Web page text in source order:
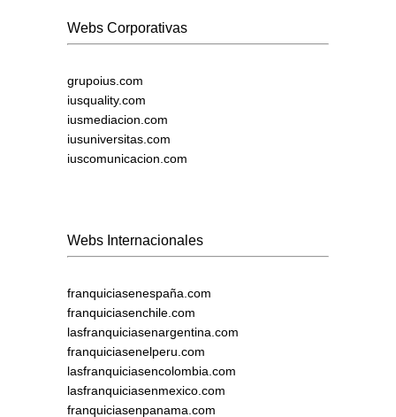
Webs Corporativas
grupoius.com
iusquality.com
iusmediacion.com
iusuniversitas.com
iuscomunicacion.com
Webs Internacionales
franquiciasenespaña.com
franquiciasenchile.com
lasfranquiciasenargentina.com
franquiciasenelperu.com
lasfranquiciasencolombia.com
lasfranquiciasenmexico.com
franquiciasenpanama.com